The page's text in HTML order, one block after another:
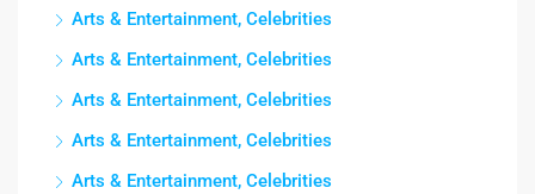
Arts & Entertainment, Celebrities
Arts & Entertainment, Celebrities
Arts & Entertainment, Celebrities
Arts & Entertainment, Celebrities
Arts & Entertainment, Celebrities